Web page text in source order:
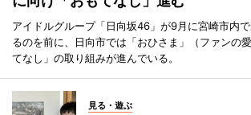
アイドルグループ「日向坂46」が9月に宮崎市内
るのを前に、日向市では「おひさま」（ファンの
てなし」の取り組みが進んでいる。
見る・遊ぶ